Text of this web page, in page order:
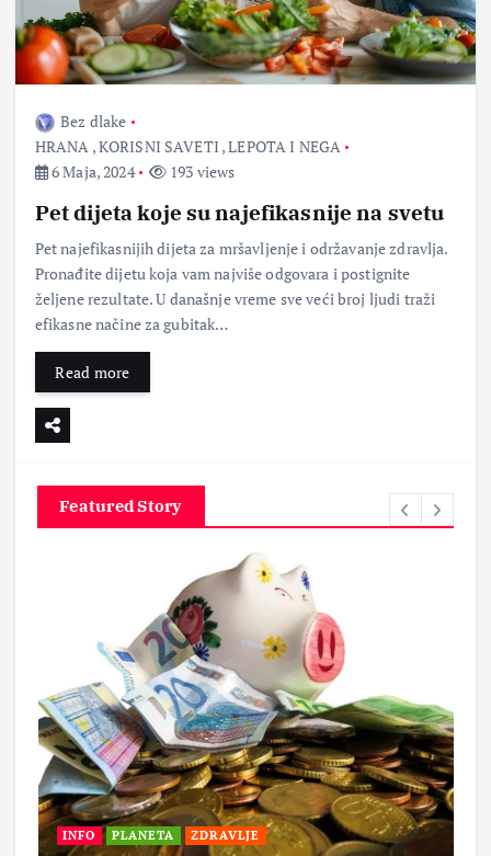
Bez dlake
HRANA ,KORISNI SAVETI ,LEPOTA I NEGA
6 Maja, 2024
193 views
Pet dijeta koje su najefikasnije na svetu
Pet najefikasnijih dijeta za mršavljenje i održavanje zdravlja.
Pronađite dijetu koja vam najviše odgovara i postignite
željene rezultate. U današnje vreme sve veći broj ljudi traži
efikasne načine za gubitak…
Read more
Featured Story
INFO PLANETA ZDRAVLJE